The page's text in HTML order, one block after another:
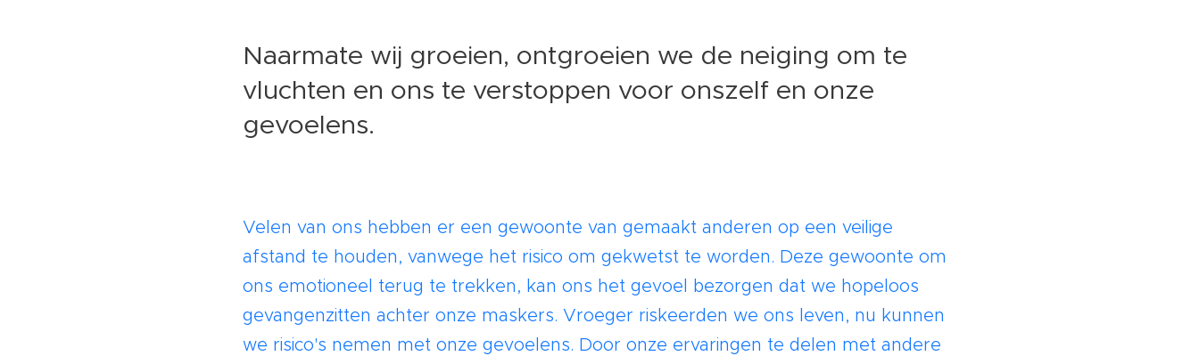
Naarmate wij groeien, ontgroeien we de neiging om te
vluchten en ons te verstoppen voor onszelf en onze
gevoelens.
Velen van ons hebben er een gewoonte van gemaakt anderen op een veilige
afstand te houden, vanwege het risico om gekwetst te worden. Deze gewoonte om
ons emotioneel terug te trekken, kan ons het gevoel bezorgen dat we hopeloos
gevangenzitten achter onze maskers. Vroeger riskeerden we ons leven, nu kunnen
we risico's nemen met onze gevoelens. Door onze ervaringen te delen met andere